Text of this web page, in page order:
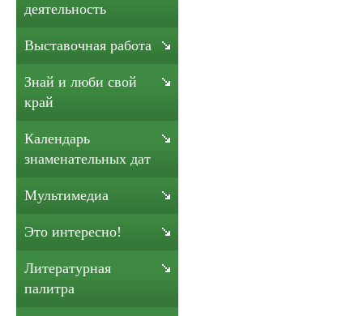
деятельность
Выставочная работа
Знай и люби свой
край
Календарь
знаменательных дат
Мультимедиа
Это интересно!
Литературная
палитра